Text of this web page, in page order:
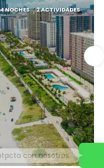
4 NOCHES 2 ACTIVIDADES
con nosotros